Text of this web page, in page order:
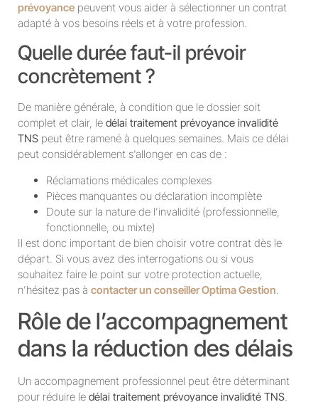
prévoyance peuvent vous aider à sélectionner un contrat
adapté à vos besoins réels et à votre profession.
Quelle durée faut-il prévoir
concrètement ?
De manière générale, à condition que le dossier soit
complet et clair, le délai traitement prévoyance invalidité
TNS peut être ramené à quelques semaines. Mais ce délai
peut considérablement s’allonger en cas de :
Réclamations médicales complexes
Pièces manquantes ou déclaration incomplète
Doute sur la nature de l’invalidité (professionnelle,
fonctionnelle, ou mixte)
Il est donc important de bien choisir votre contrat dès le
départ. Si vous avez des interrogations ou si vous
souhaitez faire le point sur votre protection actuelle,
n’hésitez pas à contacter un conseiller Optima Gestion
Rôle de l’accompagnement
dans la réduction des délais
Un accompagnement professionnel peut être déterminant
pour réduire le délai traitement prévoyance invalidité TNS.